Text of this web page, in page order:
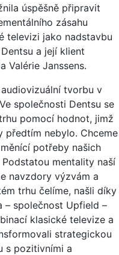
úspěšně připravit
zásahu
televizi jako nadstavbu
a její klient
Valérie Janssens.
tvorbu v
společnosti Dentsu se
pomocí hodnot, jimž
předtím nebylo. Chceme
potřeby našich
mentality naší
navzdory výzvám a
trhu čelíme, našli díky
– společnost Upfield –
klasické televize a
strategickou
s pozitivními a